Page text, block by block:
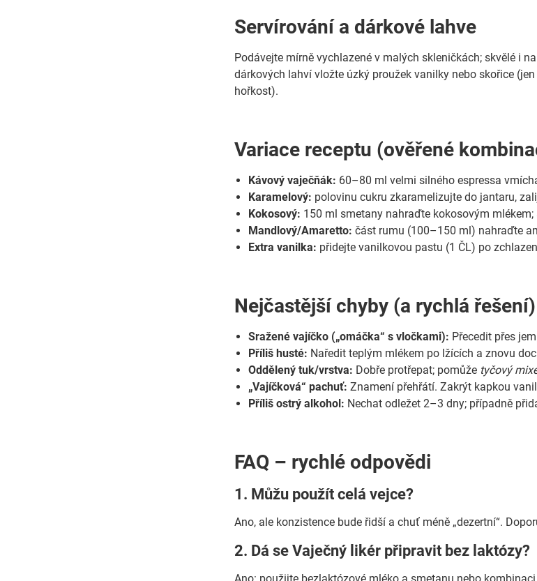
Servírování a dárkové lahve
Podávejte mírně vychlazené v malých skleničkách; skvělé i na
dárkových lahví vložte úzký proužek vanilky nebo skořice
hořkost).
Variace receptu (ověřené
Kávový vaječňák: 60–80 ml velmi silného espressa
Karamelový: polovinu cukru zkaramelizujte do jantaru,
Kokosový: 150 ml smetany nahraďte kokosovým mlékem;
Mandlový/Amaretto: část rumu (100–150 ml) nahraďte
Extra vanilka: přidejte vanilkovou pastu (1 ČL) po
Nejčastější chyby (a rychlá řešení)
Sražené vajíčko („omáčka“ s vločkami): Přecedit přes
Příliš husté: Naředit teplým mlékem po lžících a znovu
Oddělený tuk/vrstva: Dobře protřepat; pomůže tyčový
„Vajíčková“ pachuť: Znamení přehřátí. Zakrýt kapkou
Příliš ostrý alkohol: Nechat odležet 2–3 dny; případně
FAQ – rychlé odpovědi
1. Můžu použít celá vejce?
Ano, ale konzistence bude řidší a chuť méně „dezertní“.
2. Dá se Vaječný likér připravit bez laktózy?